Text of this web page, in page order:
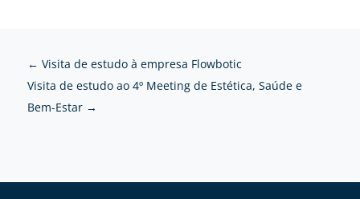
← Visita de estudo à empresa Flowbotic
Visita de estudo ao 4º Meeting de Estética, Saúde e
Bem-Estar→